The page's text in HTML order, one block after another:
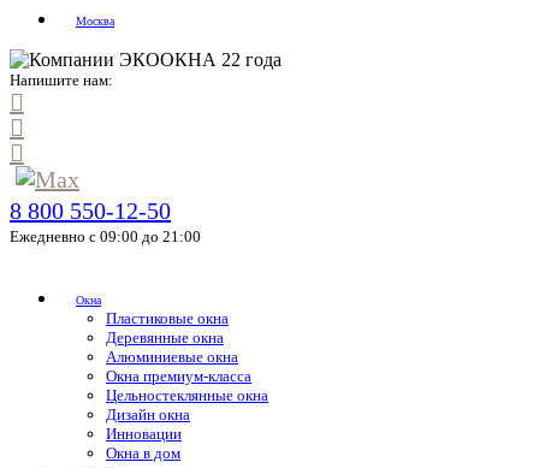
Москва
Напишите нам:
8 800 550-12-50
Ежедневно с 09:00 до 21:00
Окна
Пластиковые окна
Деревянные окна
Алюминиевые окна
Окна премиум-класса
Цельностеклянные окна
Дизайн окна
Инновации
Окна в дом